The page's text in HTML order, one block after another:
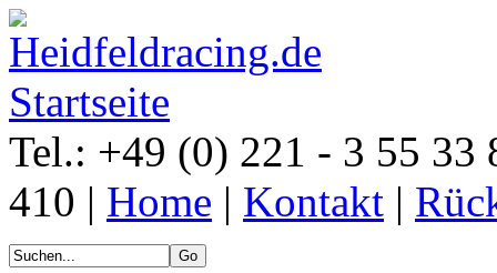
Tel.: +49 (0) 221 - 3 55 33
410 | Home | Kontakt |